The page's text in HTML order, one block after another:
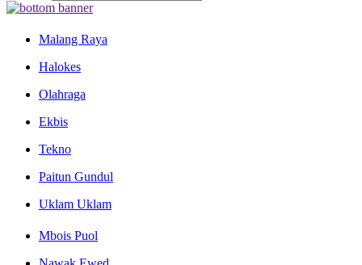
Malang Raya
Halokes
Olahraga
Ekbis
Tekno
Paitun Gundul
Uklam Uklam
Mbois Puol